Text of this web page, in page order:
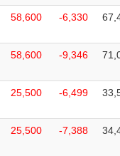
58,600 -6,330
58,600 -9,346
25,500 -6,499
25,500 -7,388